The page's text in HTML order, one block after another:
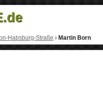
Habsburg-Straße › Martin Born